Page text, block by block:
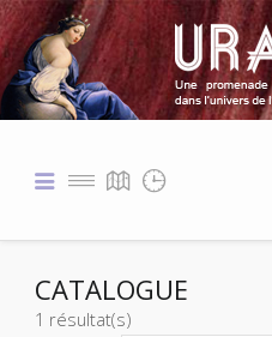
CATALOGUE
1 résultat(s)